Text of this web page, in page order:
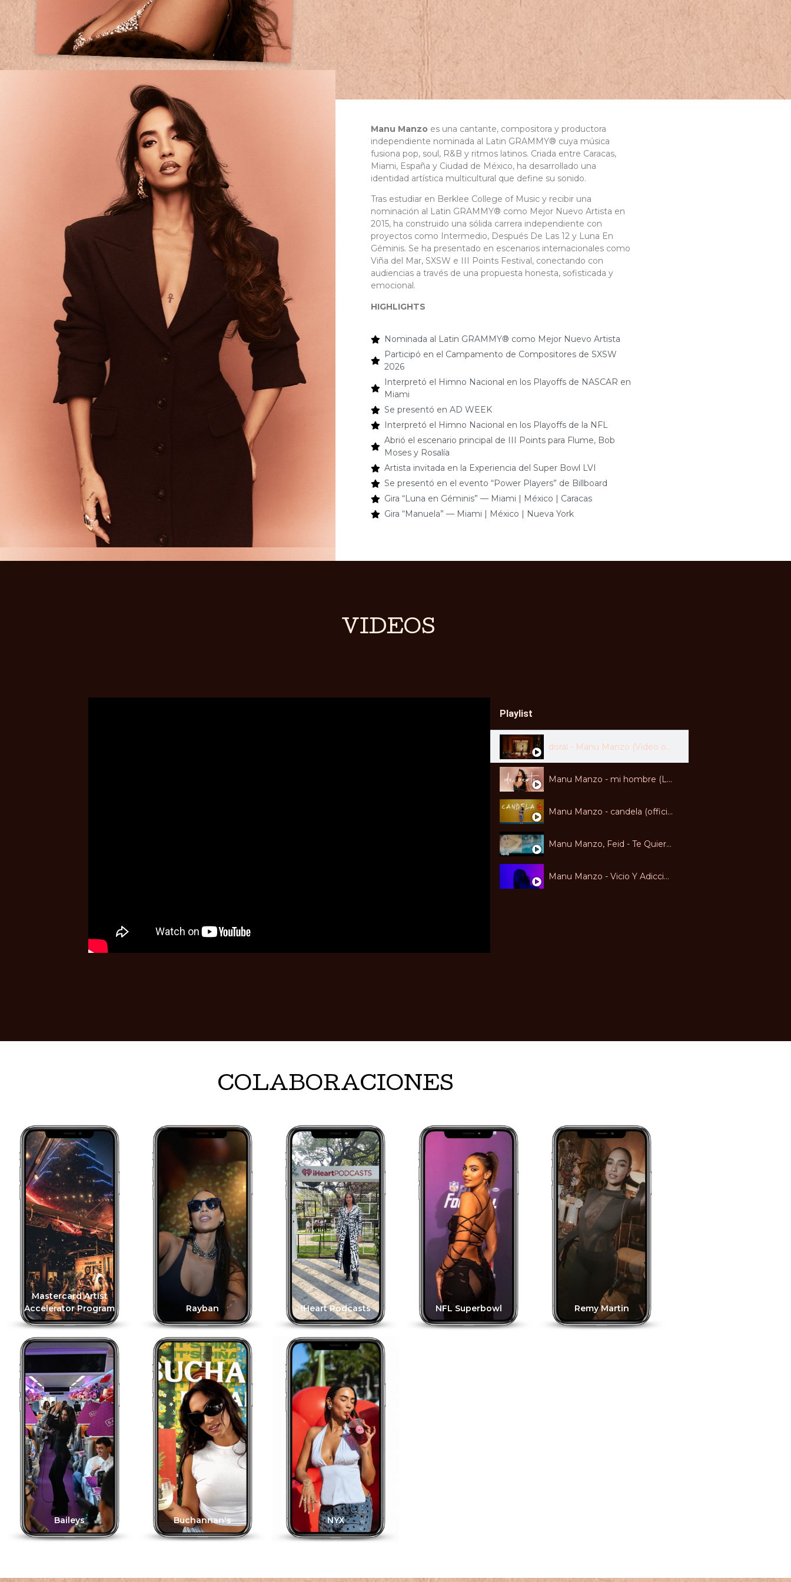
Manu Manzo es una cantante, compositora y productora
independiente nominada al Latin GRAMMY® cuya música
fusiona pop, soul, R&B y ritmos latinos. Criada entre Caracas,
Miami, España y Ciudad de México, ha desarrollado una
identidad artística multicultural que define su sonido.
Tras estudiar en Berklee College of Music y recibir una
nominación al Latin GRAMMY® como Mejor Nuevo Artista en
2015, ha construido una sólida carrera independiente con
proyectos como Intermedio, Después De Las 12 y Luna En
Géminis. Se ha presentado en escenarios internacionales como
Viña del Mar, SXSW e III Points Festival, conectando con
audiencias a través de una propuesta honesta, sofisticada y
emocional.
HIGHLIGHTS
Nominada al Latin GRAMMY® como Mejor Nuevo Artista
Participó en el Campamento de Compositores de SXSW
2026
Interpretó el Himno Nacional en los Playoffs de NASCAR en
Miami
Se presentó en AD WEEK
Interpretó el Himno Nacional en los Playoffs de la NFL
Abrió el escenario principal de III Points para Flume, Bob
Moses y Rosalía
Artista invitada en la Experiencia del Super Bowl LVI
Se presentó en el evento “Power Players” de Billboard
Gira “Luna en Géminis” — Miami | México | Caracas
Gira “Manuela” — Miami | México | Nueva York
VIDEOS
Playlist
doral - Manu Manzo (Video oficial)
Manu Manzo - mi hombre (Lyric video)
Manu Manzo - candela (official lyric video)
Manu Manzo, Feid - Te Quiero Ver
Manu Manzo - Vicio Y Adicción. ft. Alvaro Diaz (Official Video)
COLABORACIONES
Mastercard Artist
Accelerator Program
Rayban iHeart Podcasts NFL Superbowl Remy Martin
Baileys Buchannan's NYX